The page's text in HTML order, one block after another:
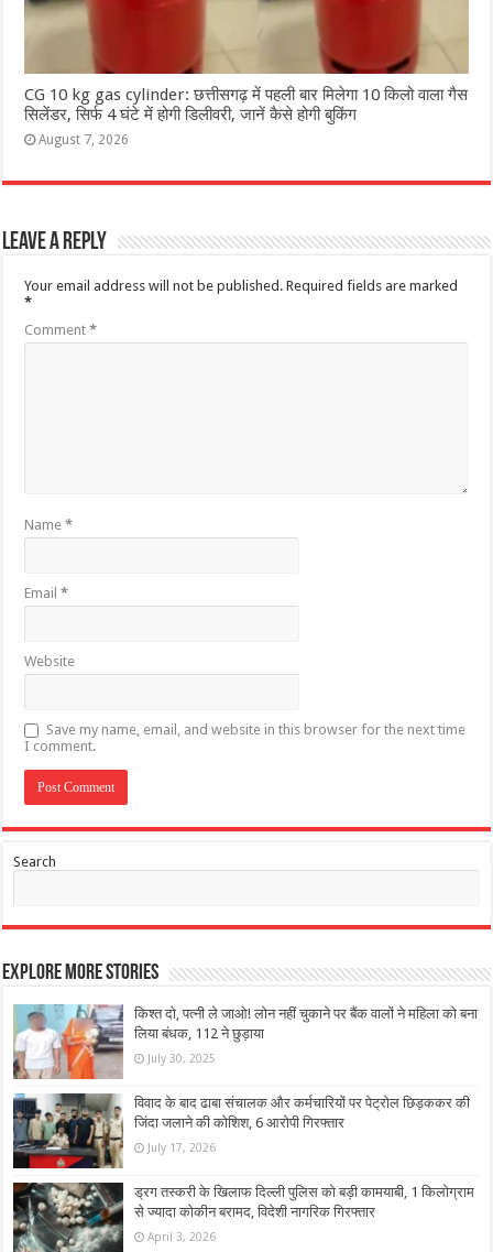
CG 10 kg gas cylinder: छत्तीसगढ़ में पहली बार मिलेगा 10 किलो वाला गैस
सिलेंडर, सिर्फ 4 घंटे में होगी डिलीवरी, जानें कैसे होगी बुकिंग
August 7, 2026
Leave a Reply
Your email address will not be published. Required fields are marked
*
Comment*
Name*
Email*
Website
Save my name, email, and website in this browser for the next time
I comment.
Search
Explore More Stories
किश्त दो, पत्नी ले जाओ! लोन नहीं चुकाने पर बैंक वालों ने महिला को बना
लिया बंधक, 112 ने छुड़ाया
July 30, 2025
विवाद के बाद ढाबा संचालक और कर्मचारियों पर पेट्रोल छिड़ककर की
जिंदा जलाने की कोशिश, 6 आरोपी गिरफ्तार
July 17, 2026
ड्रग तस्करी के खिलाफ दिल्ली पुलिस को बड़ी कामयाबी, 1 किलोग्राम
से ज्यादा कोकीन बरामद, विदेशी नागरिक गिरफ्तार
April 3, 2026